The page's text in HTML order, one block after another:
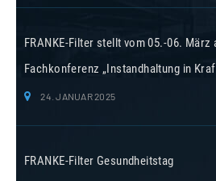
FRANKE-Filter stellt vom 05.-06. März
Fachkonferenz „Instandhaltung in
24. JANUAR 2025
FRANKE-Filter Gesundheitstag